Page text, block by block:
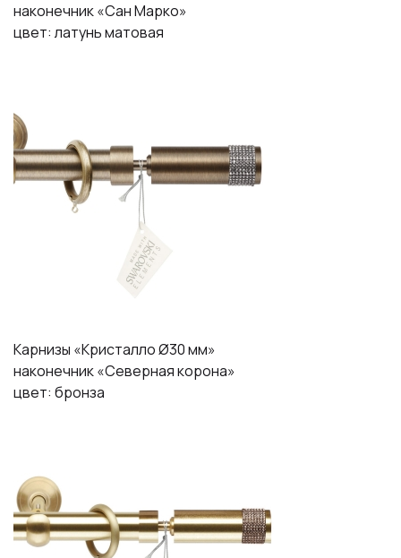
наконечник «Сан Марко»
цвет: латунь матовая
Карнизы «Кристалло Ø30 мм»
наконечник «Северная корона»
цвет: бронза